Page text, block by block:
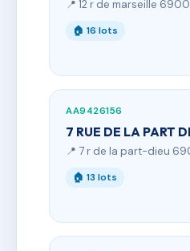
📍 12 r de marseille
🏠 16 lots
AA9426156
7 RUE DE LA PART
📍 7 r de la part-dieu
🏠 13 lots